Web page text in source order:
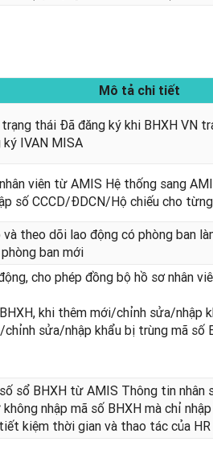
Mô tả chi tiết
thái Đã đăng ký khi BHXH VN
IVAN MISA
viên từ AMIS Hệ thống sang
số CCCD/ĐDCN/Hộ chiếu cho
và theo dõi lao động có phòng ban
ban mới
cho phép đồng bộ hồ sơ nhân
khi thêm mới/chỉnh sửa/nhập
sửa/nhập khẩu bị trùng mã số
sổ BHXH từ AMIS Thông tin nhân
nhập mã số BHXH mà chỉ
kiệm thời gian và thao tác của HR